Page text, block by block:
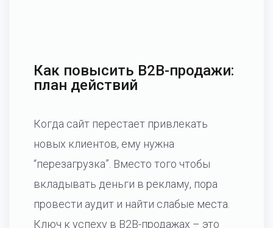
Как повысить B2B-продажи:
план действий
Когда сайт перестает привлекать
новых клиентов, ему нужна
“перезагрузка”. Вместо того чтобы
вкладывать деньги в рекламу, пора
провести аудит и найти слабые места.
Ключ к успеху в B2B-продажах – это